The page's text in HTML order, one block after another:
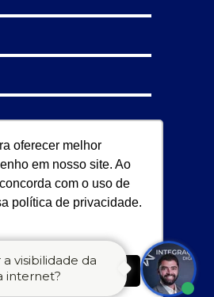
oferecer melhor
em nosso site. Ao
com o uso de
política de privacidade.
entendi!
visibilidade da
internet?